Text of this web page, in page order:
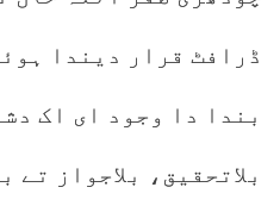
ڈرافٹ قرار دیندا
بندا دا وجود ای اک
بلاتحقیق، بلاجواز تے